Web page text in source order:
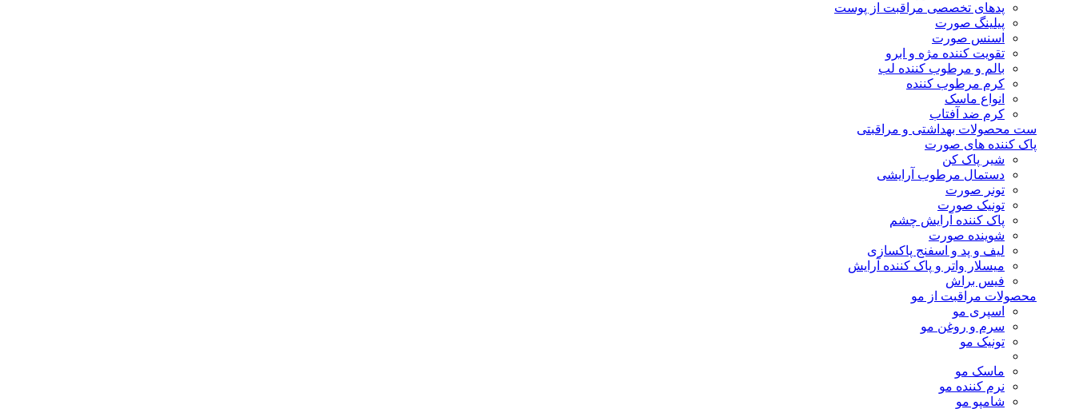
پدهای تخصصی مراقبت از پوست
پیلینگ صورت
اسنس صورت
تقویت کننده مژه و ابرو
بالم و مرطوب کننده لب
کرم مرطوب کننده
انواع ماسک
کرم ضد آفتاب
ست محصولات بهداشتی و مراقبتی
پاک کننده های صورت
شیر پاک کن
دستمال مرطوب آرایشی
تونر صورت
تونیک صورت
پاک کننده آرایش چشم
شوینده صورت
لیف و پد و اسفنج پاکسازی
میسلار واتر و پاک کننده آرایش
فیس براش
محصولات مراقبت از مو
اسپری مو
سرم و روغن مو
تونیک مو
ماسک مو
نرم کننده مو
شامپو مو